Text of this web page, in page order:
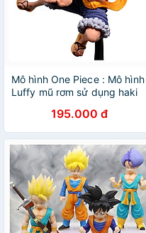
Mô hình One Piece : Mô hình
Luffy mũ rơm sử dụng haki
195.000 đ